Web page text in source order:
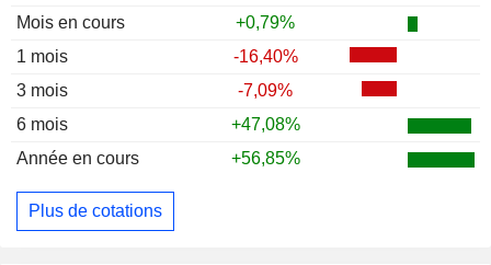
Mois en cours
+0,79%
1 mois
-16,40%
3 mois
-7,09%
6 mois
+47,08%
Année en cours
+56,85%
Plus de cotations